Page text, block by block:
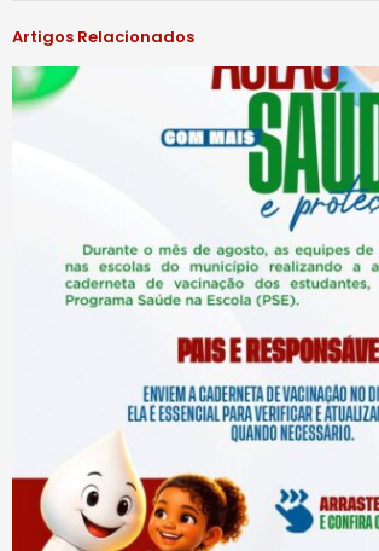
Artigos Relacionados